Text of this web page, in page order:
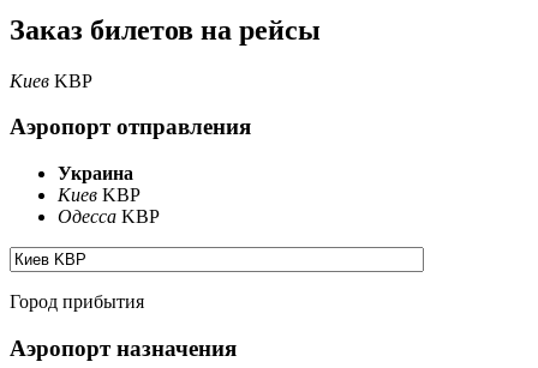
Заказ билетов на рейсы
Киев KBP
Аэропорт отправления
Украина
Киев KBP
Одесса KBP
Город прибытия
Аэропорт назначения